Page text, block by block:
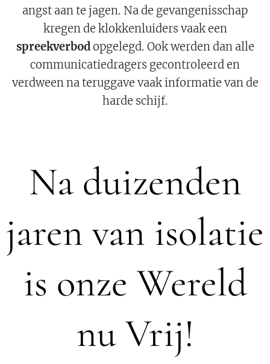
angst aan te jagen. Na de gevangenisschap
kregen de klokkenluiders vaak een
spreekverbodopgelegd. Ook werden dan alle
communicatiedragers gecontroleerd en
verdween na teruggave vaak informatie van de
harde schijf.
Na duizenden
jaren van isolatie
is onze Wereld
nu Vrij!